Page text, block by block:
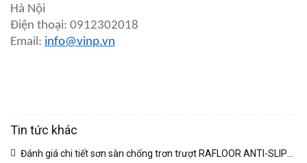
Hà Nội
Điện thoại: 0912302018
Email: info@vinp.vn
Tin tức khác
Đánh giá chi tiết sơn sàn chống trơn trượt RAFLOOR ANTI-SLIP